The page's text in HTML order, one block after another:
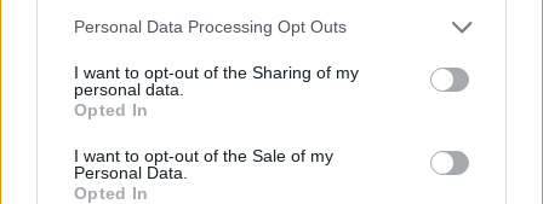
Personal Data Processing Opt Outs
I want to opt-out of the Sharing of my
personal data.
Opted In
I want to opt-out of the Sale of my
Personal Data.
Opted In
ARTIGOS RELACIONADOS MAIS DO AUTOR